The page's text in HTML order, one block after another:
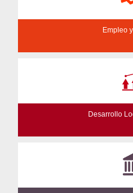
Empleo
Desarrollo